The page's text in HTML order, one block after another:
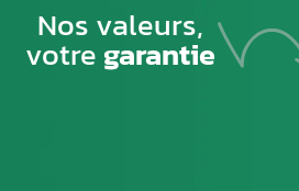
Nos valeurs,
votregarantie